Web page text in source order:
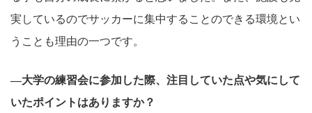
実しているのでサッカーに集中することのできる環境とい
うことも理由の一つです。
―大学の練習会に参加した際、注目していた点や気にして
いたポイントはありますか？